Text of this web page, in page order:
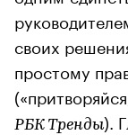
своих
простому
РБК Тренды).